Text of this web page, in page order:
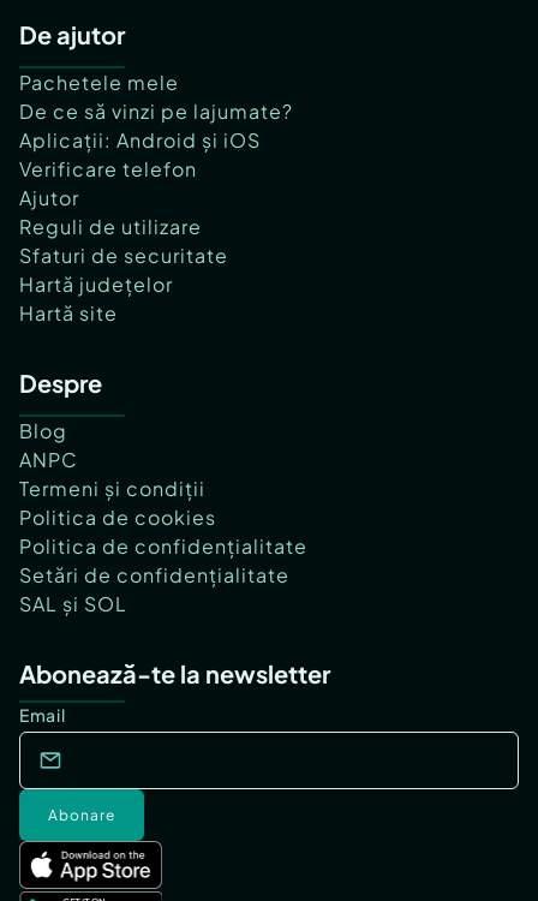
De ajutor
Pachetele mele
De ce să vinzi pe lajumate?
Aplicații: Android și iOS
Verificare telefon
Ajutor
Reguli de utilizare
Sfaturi de securitate
Hartă județelor
Hartă site
Despre
Blog
ANPC
Termeni și condiții
Politica de cookies
Politica de confidențialitate
Setări de confidențialitate
SAL și SOL
Abonează-te la newsletter
Email
Abonare